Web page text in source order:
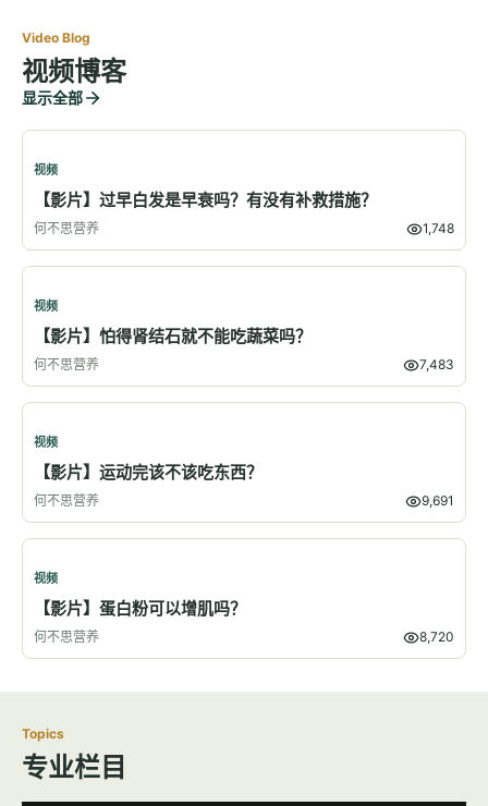
Video Blog
视频博客
显示全部
视频
【影片】过早白发是早衰吗？有没有补救措施？
何不思营养 1,748
视频
【影片】怕得肾结石就不能吃蔬菜吗？
何不思营养 7,483
视频
【影片】运动完该不该吃东西？
何不思营养 9,691
视频
【影片】蛋白粉可以增肌吗？
何不思营养 8,720
Topics
专业栏目